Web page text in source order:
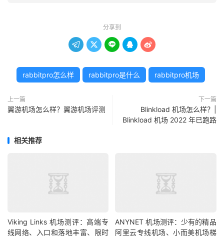
分享到
    
rabbitpro怎么样 rabbitpro是什么 rabbitpro机场
上一篇
翼游机场怎么样？翼游机场评测
下一篇
Blinkload 机场怎么样？|
Blinkload 机场 2022 年已跑路
相关推荐
Viking Links 机场测评：高端专
线网络、入口和落地丰富、限时
ANYNET 机场测评：少有的精品
阿里云专线机场、小而美机场梯